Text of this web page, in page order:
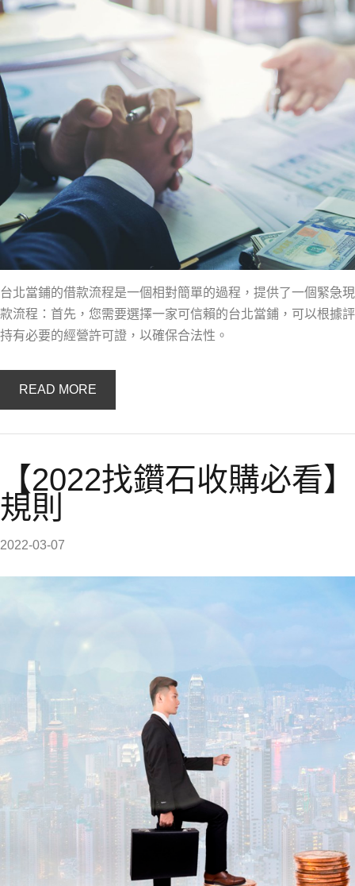
台北當鋪的借款流程是一個相對簡單的過程，提供了一個緊急
款流程：首先，您需要選擇一家可信賴的台北當鋪，可以根據
持有必要的經營許可證，以確保合法性。
READ MORE
【2022找鑽石收購必看
規則
2022-03-07